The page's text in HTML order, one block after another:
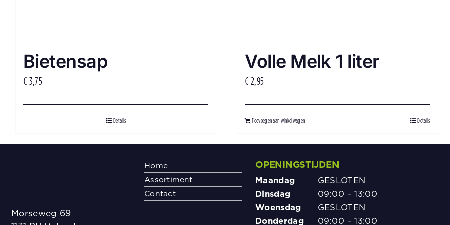
Bietensap
€3,75
Details
Volle Melk 1 liter
€2,95
Toevoegen aan winkelwagen Details
Morseweg 69
Home
Assortiment
Contact
OPENINGSTIJDEN
Maandag
GESLOTEN
Dinsdag
09:00 – 13:00
Woensdag
GESLOTEN
Donderdag
09:00 – 13:00